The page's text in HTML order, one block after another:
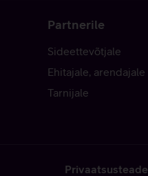
Partnerile
Sideettevõtjale
Ehitajale, arendajale
Tarnijale
Privaatsusteade